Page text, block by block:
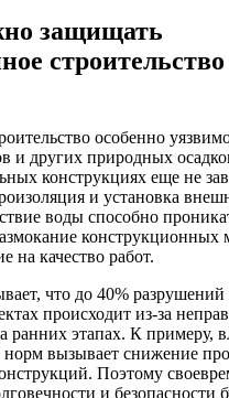
защищать
особенно
и других природных
конструкциях еще не
и установка
воды способно
конструкционных
на качество работ.
что до 40% разрушений
происходит из-за
ранних этапах. К примеру,
вызывает снижение
Поэтому
и безопасности